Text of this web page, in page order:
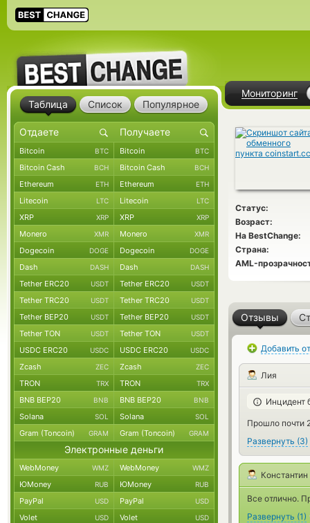
Мониторинг
Статус:
Возраст:
На BestChange:
Страна:
AML-
Отзывы
Добавить
Лия
Инцидент
Прошло почти
Развернуть (3)
Константин
Все отлично.
Развернуть (1)
Таблица Список Популярное
Bitcoin BTC Bitcoin BTC
Bitcoin Cash BCH Bitcoin Cash BCH
Ethereum ETH Ethereum ETH
Litecoin LTC Litecoin LTC
XRP XRP XRP XRP
Monero XMR Monero XMR
Dogecoin DOGE Dogecoin DOGE
Dash DASH Dash DASH
Tether ERC20 USDT Tether ERC20 USDT
Tether TRC20 USDT Tether TRC20 USDT
Tether BEP20 USDT Tether BEP20 USDT
Tether TON USDT Tether TON USDT
USDC ERC20 USDC USDC ERC20 USDC
Zcash ZEC Zcash ZEC
TRON TRX TRON TRX
BNB BEP20 BNB BNB BEP20 BNB
Solana SOL Solana SOL
Gram (Toncoin) GRAM Gram (Toncoin) GRAM
Электронные деньги
WebMoney WMZ WebMoney WMZ
ЮMoney RUB ЮMoney RUB
PayPal USD PayPal USD
Volet USD Volet USD